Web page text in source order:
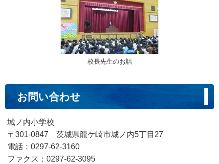
校長先生のお話
お問い合わせ
城ノ内小学校
〒301-0847 茨城県龍ケ崎市城ノ内5丁目27
電話：0297-62-3160
ファクス：0297-62-3095